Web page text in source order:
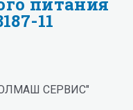
11
СЕРВИС"